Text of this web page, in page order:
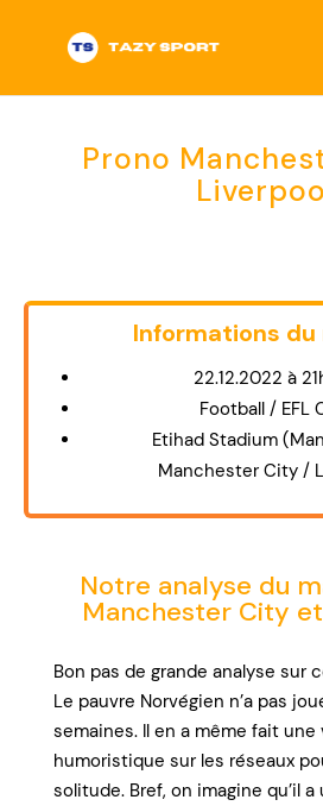
Prono
Title
Informations
22.12.2022 à
Football / EFL
Etihad Stadium
Manchester City /
Notre analyse du
Manchester City
Bon pas de grande analyse sur
Le pauvre Norvégien n’a pas
semaines. Il en a même fait une
humoristique sur les réseaux
solitude. Bref, on imagine qu’il a